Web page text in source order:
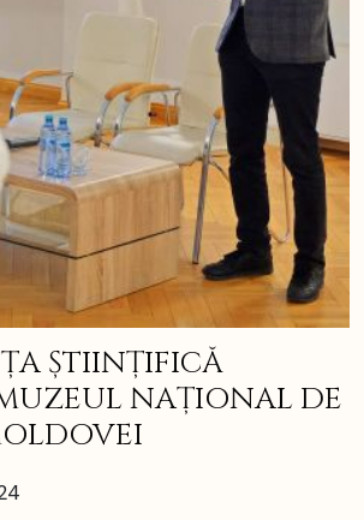
ȘTIINȚIFICĂ
NAȚIONAL DE